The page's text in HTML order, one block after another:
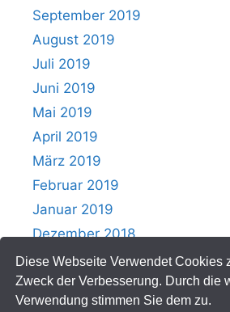
September 2019
August 2019
Juli 2019
Juni 2019
Mai 2019
April 2019
März 2019
Februar 2019
Januar 2019
Dezember 2018
Diese Webseite Verwendet Cookies
Zweck der Verbesserung. Durch die
Verwendung stimmen Sie dem zu.